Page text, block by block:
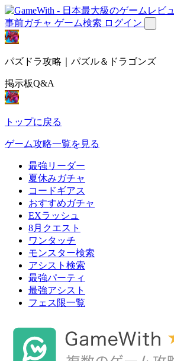
事前ガチャ ゲーム検索 ログイン
パズドラ攻略｜パズル＆ドラゴンズ
掲示板Q&A
トップに戻る
ゲーム攻略一覧を見る
最強リーダー
夏休みガチャ
コードギアス
おすすめガチャ
EXラッシュ
8月クエスト
ワンタッチ
モンスター検索
アシスト検索
最強パーティ
最強アシスト
フェス限一覧